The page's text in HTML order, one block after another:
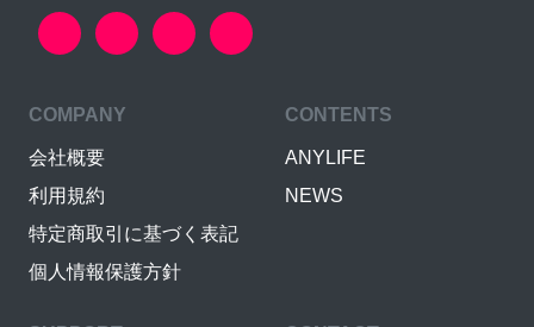
COMPANY
会社概要
利用規約
特定商取引に基づく表記
個人情報保護方針
CONTENTS
ANYLIFE
NEWS